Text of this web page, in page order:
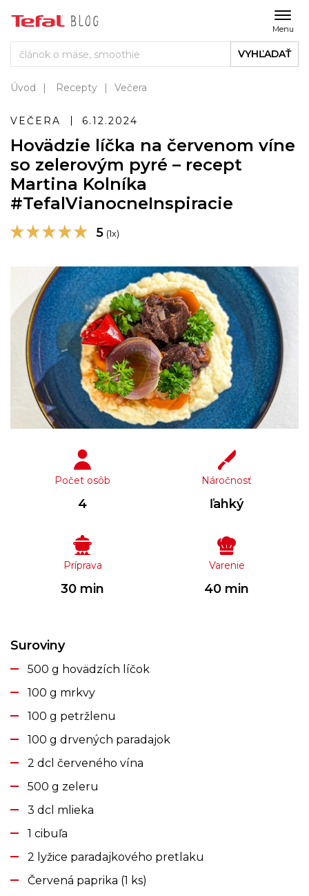
Menu
VYHĽADAŤ
Úvod Recepty Večera
VEČERA 6.12.2024
Hovädzie líčka na červenom víne
so zelerovým pyré – recept
Martina Kolníka
#TefalVianocneInspiracie
5 (1x)
Počet osôb
4
Náročnosť
ľahký
Príprava
30 min
Varenie
40 min
Suroviny
500 g hovädzích líčok
100 g mrkvy
100 g petržlenu
100 g drvených paradajok
2 dcl červeného vína
500 g zeleru
3 dcl mlieka
1 cibuľa
2 lyžice paradajkového pretlaku
Červená paprika (1 ks)